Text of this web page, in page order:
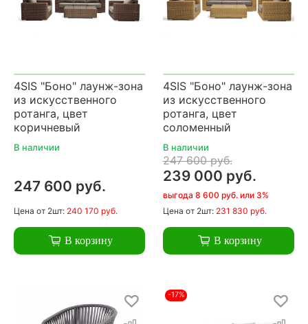
4SIS "Боно" лаунж-зона
из искусственного
ротанга, цвет
коричневый
В наличии
247 600 руб.
Цена от 2шт: 240 170 руб.
В корзину
4SIS "Боно" лаунж-зона
из искусственного
ротанга, цвет
соломенный
В наличии
247 600 руб.
239 000 руб.
выгода 8 600 руб. или 3%
Цена от 2шт: 231 830 руб.
В корзину
-17%